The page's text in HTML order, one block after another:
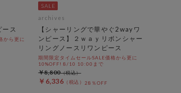
ース
から更に
archives
【シャーリングで華やぐ2wayワ
ンピース】２ｗａｙリボンシャー
リングノースリワンピース
期間限定タイムセールSALE価格から更に
10%OFF! 8/10 10:00まで
￥6,336 28％OFF
￥8,800